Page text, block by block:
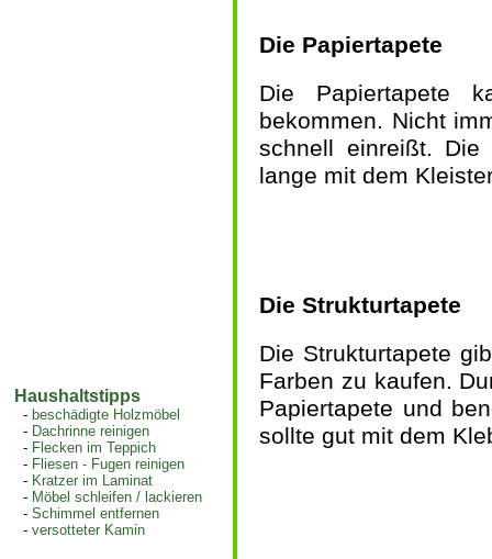
Haushaltstipps
- beschädigte Holzmöbel
- Dachrinne reinigen
- Flecken im Teppich
- Fliesen - Fugen reinigen
- Kratzer im Laminat
- Möbel schleifen / lackieren
-Schimmel entfernen
-versotteter Kamin
Die Papiertapete
Die Papiertapete
bekommen. Nicht
schnell einreißt.
lange mit dem
Die Strukturtapete
Die Strukturtapete
Farben zu kaufen.
Papiertapete und
sollte gut mit dem